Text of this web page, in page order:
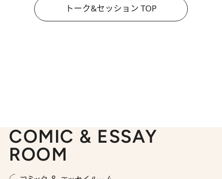
トーク&セッション TOP
COMIC & ESSAY
ROOM